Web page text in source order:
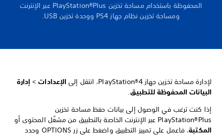
المحفوظة باستخدام مساحة تخزين PlayStation®Plus عبر الإنترنت
ومساحة تخزين نظام جهاز PS4 ووحدة تخزين USB.
لإدارة مساحة تخزين جهاز PlayStation®4، انتقل إلى الإعدادات>إدارة
البيانات المحفوظة للتطبيق.
إذا كنت ترغب في الوصول إلى بيانات حفظ مساحة تخزين
PlayStation®Plus عبر الإنترنت الخاصة بالتطبيق من مشغّل المحتوى أو
المكتبة، فاعمل على تمييز التطبيق واضغط على زر OPTIONS وحدد